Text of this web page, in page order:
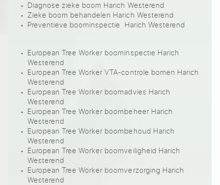
Diagnose zieke boom Harich Westerend
Zieke boom behandelen Harich Westerend
Preventieve boominspectie Harich Westerend
European Tree Worker boominspectie Harich
Westerend
European Tree Worker VTA-controle bomen Harich
Westerend
European Tree Worker boomadvies Harich
Westerend
European Tree Worker boombeheer Harich
Westerend
European Tree Worker boombehoud Harich
Westerend
European Tree Worker boomveiligheid Harich
Westerend
European Tree Worker boomverzorging Harich
Westerend